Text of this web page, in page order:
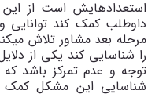
استعدادهایش است از
داوطلب کمک کند توانایی
مرحله بعد مشاور تلاش
را شناسایی کند یکی از
توجه و عدم تمرکز باشد
شناسایی این مشکل